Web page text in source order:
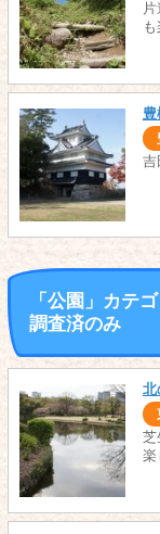
も
豊
吉
「公園」カテ
調査済のみ
北
芝
楽